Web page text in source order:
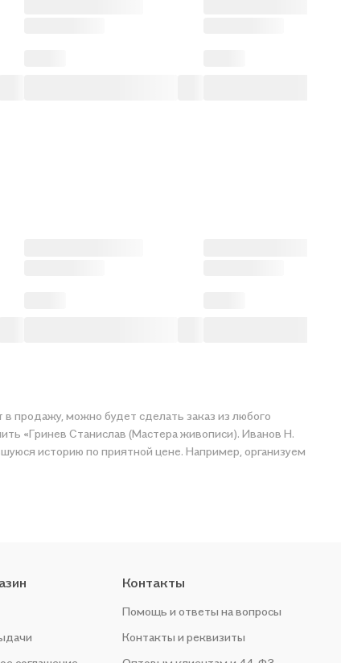
в продажу, можно будет сделать заказ из любого
«Гринев Станислав (Мастера живописи). Иванов Н.
историю по приятной цене. Например, организуем
Контакты
Помощь и ответы на вопросы
Контакты и реквизиты